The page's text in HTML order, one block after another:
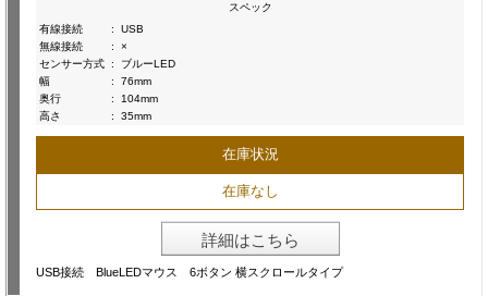
スペック
有線接続
:
USB
無線接続
:
×
センサー方式 :
ブルーLED
幅
:
76mm
奥行
:
104mm
高さ
: 35mm
在庫状況
在庫なし
詳細はこちら
USB接続 BlueLEDマウス 6ボタン 横スクロールタイプ